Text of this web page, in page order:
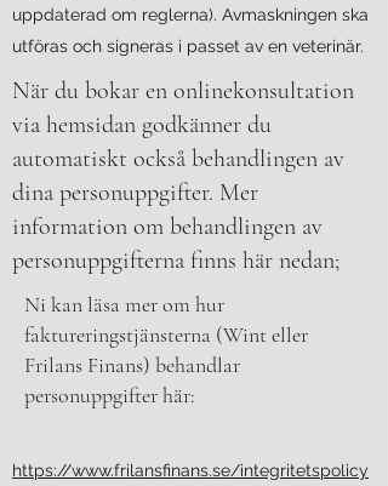
uppdaterad om reglerna). Avmaskningen ska
utföras och signeras i passet av en veterinär.
När du bokar en onlinekonsultation
via hemsidan godkänner du
automatiskt också behandlingen av
dina personuppgifter. Mer
information om behandlingen av
personuppgifterna finns här nedan;
Ni kan läsa mer om hur
faktureringstjänsterna (Wint eller
Frilans Finans) behandlar
personuppgifter här:
https://www.frilansfinans.se/integritetspolicy